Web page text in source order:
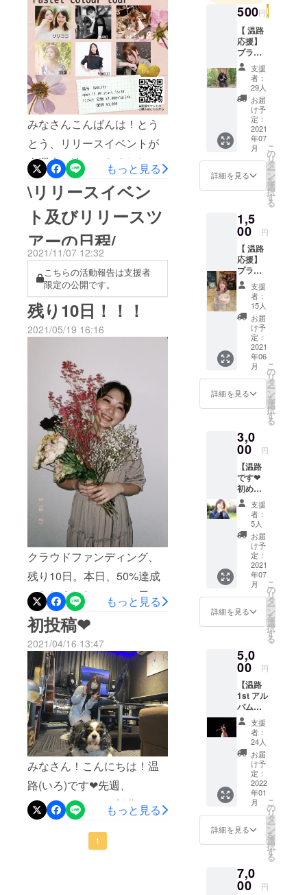
したが日程の調整が出来ず
対バン形式のライブに変更
となりました。予定と変更
になってしまい大変申し訳
ありません。
みなさんこんばんは！とう
とう、リリースイベントが
今週末に迫ってきました！
豪華メンバーにてお送りい
たします❤︎楽しみにしてく
ださい！！イベントへのご
招待がリターンに含まれて
いる方にはメールにてチ
ケットをお送りします！ご
確認をお願いいたします。
もっと見る
\リリースイベン
ト及びリリースツ
アーの日程/
2021/11/07 12:32
こちらの活動報告は支援者
限定の公開です。
残り10日！！！
2021/05/19 16:16
クラウドファンディング、
残り10日。本日、50%達成
いたしました！この49日間
を通して疎遠になっていた
友人とまた交流が出来たり
クラファンサイトで私を見
つけてくださって支援して
下さった方々。出会えて本
当に嬉しいです（ ; ; ）私と
皆さんのご縁を繋いでくれ
たクラファン。本当に挑戦
して良かった！最後、10日
間駆け抜けます！よろしけ
れば引き続き応援をよろし
もっと見る
初投稿❤︎
2021/04/16 13:47
みなさん！こんにちは！温
路(いろ)です❤︎先週、
RABEATさんにて新曲の打
ち合わせに行ってきました
✌︎わんこちゃん達とパシャ
もっと見る
1
岡大学に入
学後、友人
とロックバ
ンドを組ん
でvocalを担
2019年10月
大学生
singer「ミド
リ」として
ブ活動を開
始し、その
後2020年9月
にフルート
シンガーソ
ングライ
ター「温
路」に改
福岡のライ
中心に様々
やラジオ出
演などもし
ている。
温路にしか
伝えられな
い言葉や世
界観を音楽
を通して沢
山の方に届
けられたら
いいなと
思って歌っ
ています！
自分が辛い
時に音楽に
沢山助けら
れたので私
も音楽の力
で沢山の人
に感動を与
ポート出来
る様なsinger
になりたい
500円
【 温路
応援】
プラン
◾︎クラウ
ドファ
ンディ
ング活
動報告
◾︎お礼
メッ
セージ
動画
支援
者：
29人
お届
け予
定：
2021
年07
月
詳細を見る
こ
の
リ
タ
ー
ン
を
選
択
す
る
1,5
00 円
【 温路
応援】
プラン2
◾︎クラウ
ドファ
ンディ
ング活
動報告
◾︎お礼
メッ
セージ
動画 ◾︎
サイン
付きポ
スト
カード
支援
者：
15人
お届
け予
定：
2021
年06
月
詳細を見る
こ
の
リ
タ
ー
ン
を
選
択
す
る
3,0
00 円
【温路
です❤︎
初めま
し
て！】
プラン
◾︎クラウ
ドファ
ンディ
ング活
動報告
◾︎お礼
メッ
セージ
動画 ◾︎
現在発
1st
single
「コイ
カモ
ネ」(サ
イン付
き)
支援
者：
5人
お届
け予
定：
2021
年07
月
詳細を見る
こ
の
リ
タ
ー
ン
を
選
択
す
る
5,0
00 円
【温路
1st アル
バム】
プラン
◾︎クラウ
ドファ
ンディ
ング活
動報告
◾︎お礼
メッ
セージ
動画 ◾︎
完成し
たアル
バムを
入りで
お届け
支援
者：
24人
お届
け予
定：
2022
年01
月
詳細を見る
こ
の
リ
タ
ー
ン
を
選
択
す
る
7,0
00 円